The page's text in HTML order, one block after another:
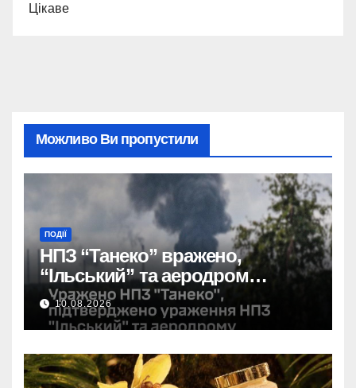
Цікаве
Можливо Ви пропустили
ПОДІЇ
НПЗ “Танеко” вражено,
“Ільський” та аеродром
пошкоджено: сили оборони
завдали удару.
10.08.2026